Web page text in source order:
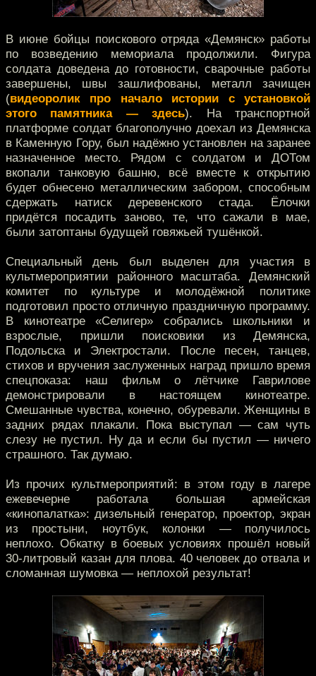
В июне бойцы поискового отряда «Демянск» работы
по возведению мемориала продолжили. Фигура
солдата доведена до готовности, сварочные работы
завершены, швы зашлифованы, металл зачищен
(видеоролик про начало истории с установкой
этого памятника — здесь). На транспортной
платформе солдат благополучно доехал из Демянска
в Каменную Гору, был надёжно установлен на заранее
назначенное место. Рядом с солдатом и ДОТом
вкопали танковую башню, всё вместе к открытию
будет обнесено металлическим забором, способным
сдержать натиск деревенского стада. Ёлочки
придётся посадить заново, те, что сажали в мае,
были затоптаны будущей говяжьей тушёнкой.
Специальный день был выделен для участия в
культмероприятии районного масштаба. Демянский
комитет по культуре и молодёжной политике
подготовил просто отличную праздничную программу.
В кинотеатре «Селигер» собрались школьники и
взрослые, пришли поисковики из Демянска,
Подольска и Электростали. После песен, танцев,
стихов и вручения заслуженных наград пришло время
спецпоказа: наш фильм о лётчике Гаврилове
демонстрировали в настоящем кинотеатре.
Смешанные чувства, конечно, обуревали. Женщины в
задних рядах плакали. Пока выступал — сам чуть
слезу не пустил. Ну да и если бы пустил — ничего
страшного. Так думаю.
Из прочих культмероприятий: в этом году в лагере
ежевечерне работала большая армейская
«кинопалатка»: дизельный генератор, проектор, экран
из простыни, ноутбук, колонки — получилось
неплохо. Обкатку в боевых условиях прошёл новый
30-литровый казан для плова. 40 человек до отвала и
сломанная шумовка — неплохой результат!